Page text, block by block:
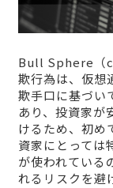
Bull Sphere（
欺行為は、仮想
欺手口に基づい
あり、投資家が
けるため、初め
資家にとっては
が使われている
れるリスクを避